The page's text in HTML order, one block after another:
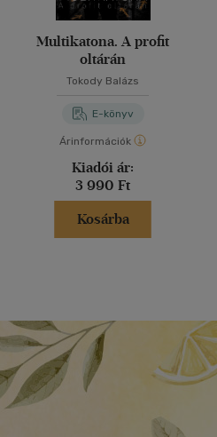
Multikatona. A profit
oltárán
Tokody Balázs
E-könyv
Árinformációk
Kiadói ár:
3 990 Ft
Kosárba